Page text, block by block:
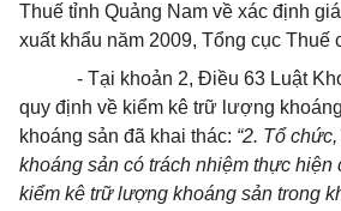
Thuế tỉnh Quảng Nam về xác định
xuất khẩu năm 2009, Tổng cục Thuế
- Tại khoản 2, Điều 63 Luật
quy định về kiểm kê trữ lượng
khoáng sản đã khai thác: “2. Tổ
khoáng sản có trách nhiệm thực hiện
kiểm kê trữ lượng khoáng sản trong